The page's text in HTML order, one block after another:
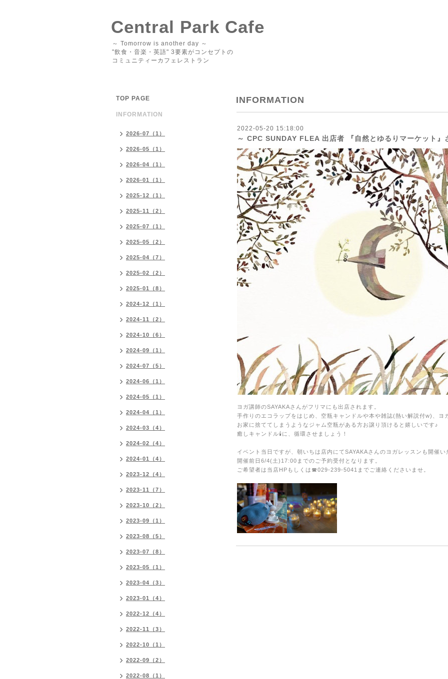
Central Park Cafe
～ Tomorrow is another day ～
"飲食・音楽・英語" 3要素がコンセプトの
コミュニティーカフェレストラン
INFORMATION
2022-05-20 15:18:00
～ CPC SUNDAY FLEA 出店者 『自然とゆるりマーケット』
ヨガ講師のSAYAKAさんがフリマにも出店されます。
手作りのエコラップをはじめ、 空瓶キャンドルや本や雑誌(熱い解説付w)、 ヨ
お家に捨ててしまうようなジャム空瓶がある方お譲り頂けると嬉しいです♪
癒しキャンドル🕯に、循環させましょう！
イベント当日ですが、朝いちは店内にてSAYAKAさんのヨガレッスンも開催い
開催前日6/4(土)17:00までのご予約受付となります。
ご希望者は当店HPもしくは☎029-239-5041までご連絡くださいませ。
TOP PAGE
INFORMATION
2026-07（1）
2026-05（1）
2026-04（1）
2026-01（1）
2025-12（1）
2025-11（2）
2025-07（1）
2025-05（2）
2025-04（7）
2025-02（2）
2025-01（8）
2024-12（1）
2024-11（2）
2024-10（6）
2024-09（1）
2024-07（5）
2024-06（1）
2024-05（1）
2024-04（1）
2024-03（4）
2024-02（4）
2024-01（4）
2023-12（4）
2023-11（7）
2023-10（2）
2023-09（1）
2023-08（5）
2023-07（8）
2023-05（1）
2023-04（3）
2023-01（4）
2022-12（4）
2022-11（3）
2022-10（1）
2022-09（2）
2022-08（1）